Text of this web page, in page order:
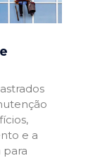
e a
para